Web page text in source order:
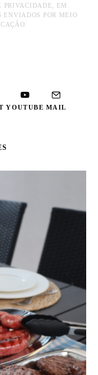
PRIVACIDADE, EM
ENVIADOS POR MEIO
YOUTUBE MAIL